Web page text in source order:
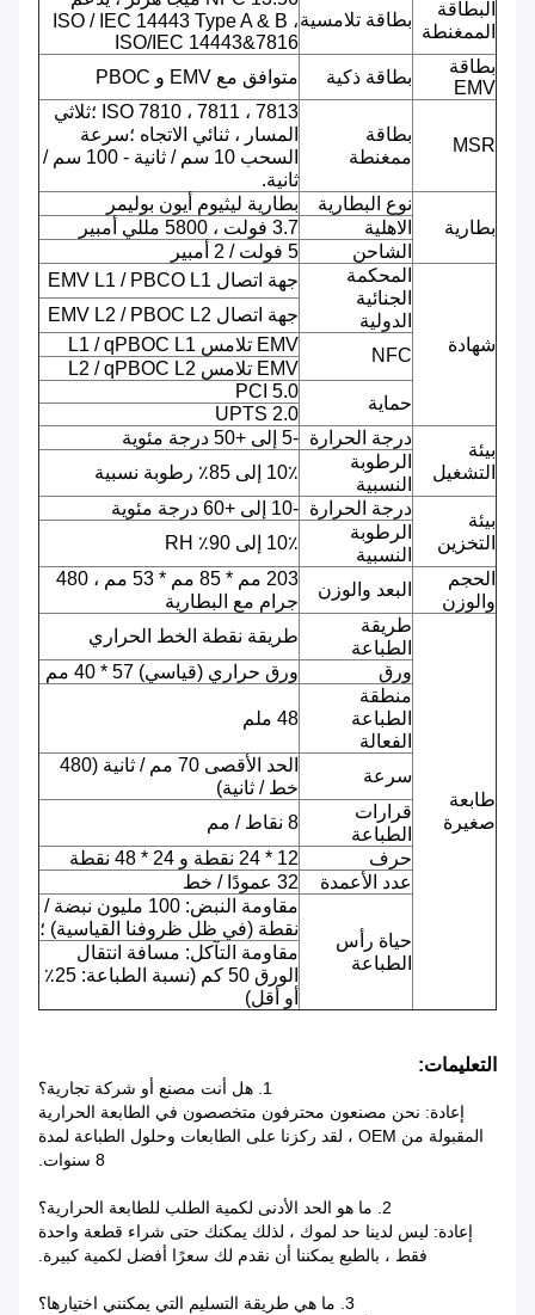
البطاقة
الممغنطة
بطاقة تلامسيةISO / IEC 14443 Type A & B ،
ISO/IEC 14443&7816
بطاقة
EMV
بطاقة ذكية متوافق مع EMV و PBOC
MSR
بطاقة
ممغنطة
ISO 7810 ، 7811 ، 7813 ؛ثلاثي
المسار ، ثنائي الاتجاه ؛سرعة
السحب 10 سم / ثانية - 100 سم /
ثانية.
بطارية
نوع البطارية
بطارية ليثيوم أيون بوليمر
الاهلية
3.7 فولت ، 5800 مللي أمبير
الشاحن
5 فولت / 2 أمبير
شهادة
المحكمة
الجنائية
الدولية
جهة اتصال EMV L1 / PBCO L1
جهة اتصال EMV L2 / PBOC L2
NFC
EMV تلامس L1 / qPBOC L1
EMV تلامس L2 / qPBOC L2
حماية
PCI 5.0
UPTS 2.0
بيئة
التشغيل
درجة الحرارة -5 إلى +50 درجة مئوية
الرطوبة
النسبية
10٪ إلى 85٪ رطوبة نسبية
بيئة
التخزين
درجة الحرارة -10 إلى +60 درجة مئوية
الرطوبة
النسبية
10٪ إلى 90٪ RH
الحجم
والوزن
البعد والوزن
203 مم * 85 مم * 53 مم ، 480
جرام مع البطارية
طابعة
صغيرة
طريقة
الطباعة
طريقة نقطة الخط الحراري
ورق
ورق حراري (قياسي) 57 * 40 مم
منطقة
الطباعة
الفعالة
48 ملم
سرعة
الحد الأقصى 70 مم / ثانية (480
خط / ثانية)
قرارات
الطباعة
8 نقاط / مم
حرف
12 * 24 نقطة و 24 * 48 نقطة
عدد الأعمدة
32 عمودًا / خط
حياة رأس
الطباعة
مقاومة النبض: 100 مليون نبضة /
نقطة (في ظل ظروفنا القياسية) ؛
مقاومة التآكل: مسافة انتقال
الورق 50 كم (نسبة الطباعة: 25٪
أو أقل)
التعليمات:
1. هل أنت مصنع أو شركة تجارية؟
إعادة: نحن مصنعون محترفون متخصصون في الطابعة الحرارية
المقبولة من OEM ، لقد ركزنا على الطابعات وحلول الطباعة لمدة
8 سنوات.
2. ما هو الحد الأدنى لكمية الطلب للطابعة الحرارية؟
إعادة: ليس لدينا حد لموك ، لذلك يمكنك حتى شراء قطعة واحدة
فقط ، بالطبع يمكننا أن نقدم لك سعرًا أفضل لكمية كبيرة.
3. ما هي طريقة التسليم التي يمكنني اختيارها؟